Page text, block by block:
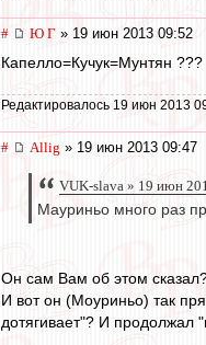
# Ю Г » 19 июн 2013 09:52
Капелло=Кучук=Мунтян ???
Редактировалось 19 июн 2013
# Allig » 19 июн 2013 09:47
VUK-slava » 19 июн
Мауриньо много раз
Он сам Вам об этом
И вот он (Моуриньо) так
дотягивает"? И продолжал